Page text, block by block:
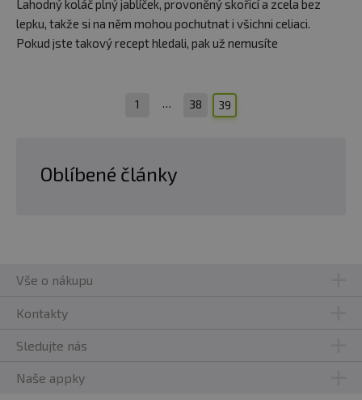
Lahodný koláč plný jablíček, provoněný skořicí a zcela bez
lepku, takže si na něm mohou pochutnat i všichni celiaci.
Pokud jste takový recept hledali, pak už nemusíte
1 … 38 39
Oblíbené články
Vše o nákupu
Kontakty
Sledujte nás
Naše appky